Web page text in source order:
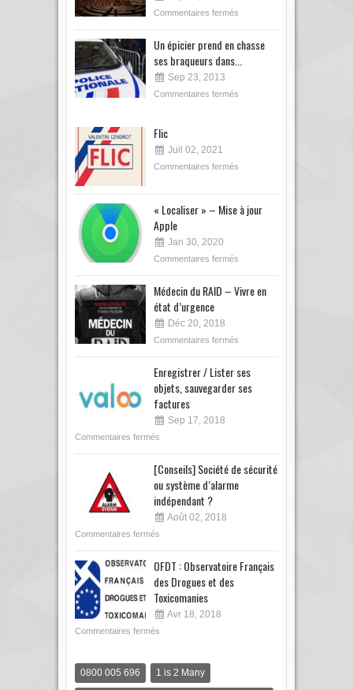
Commentaires fermés
Un épicier prend en chasse
ses braqueurs dans...
Sep 23, 2013
Commentaires fermés
Flic
Juil 02, 2021
Commentaires fermés
« Localiser » – Mise à jour
Apple
Jan 30, 2020
Commentaires fermés
Médecin du RAID – Vivre en
état d’urgence
Déc 20, 2018
Commentaires fermés
Enregistrer / Lister ses
objets, sauvegarder ses
factures
Sep 17, 2018
Commentaires fermés
[Conseils] Société de sécurité
ou système d’alarme
indépendant ?
Août 02, 2018
Commentaires fermés
OFDT : Observatoire Français
des Drogues et des
Toxicomanies
Avr 18, 2018
Commentaires fermés
0800 005 696 1 is 2 Many